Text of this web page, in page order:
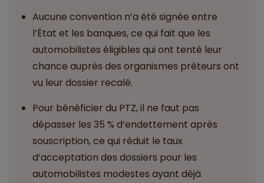
Aucune convention n’a été signée entre
l’État et les banques, ce qui fait que les
automobilistes éligibles qui ont tenté leur
chance auprès des organismes prêteurs ont
vu leur dossier recalé.
Pour bénéficier du PTZ, il ne faut pas
dépasser les 35 % d’endettement après
souscription, ce qui réduit le taux
d’acceptation des dossiers pour les
automobilistes modestes ayant déjà